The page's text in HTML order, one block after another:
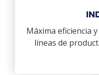
Máxima eficiencia
líneas de